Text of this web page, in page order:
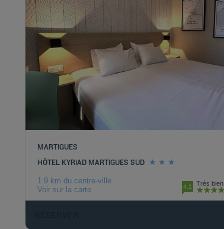
MARTIGUES
HÔTEL KYRIAD MARTIGUES SUD
1.9 km du centre-ville
Voir sur la carte
4.1 Très bien